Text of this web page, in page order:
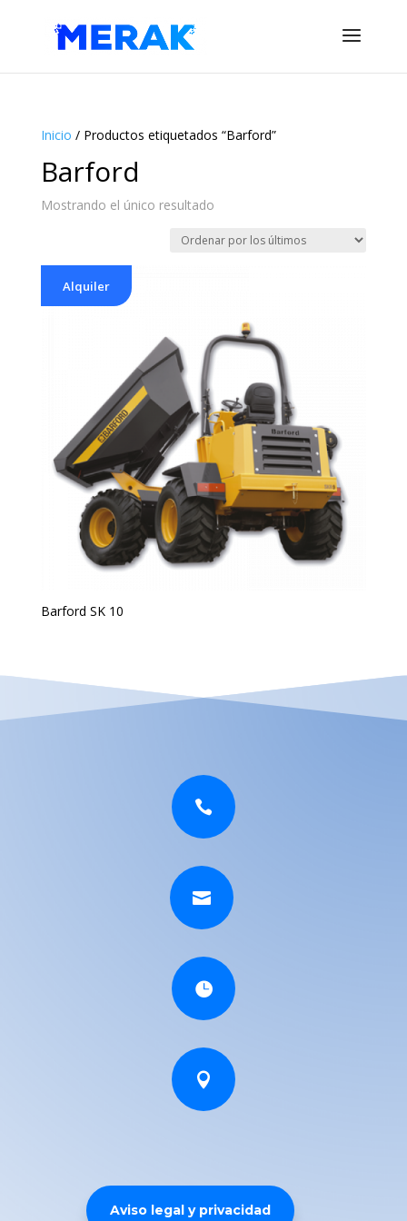
Inicio / Productos etiquetados “Barford”
Barford
Mostrando el único resultado
Alquiler
Barford SK 10




Aviso legal y privacidad